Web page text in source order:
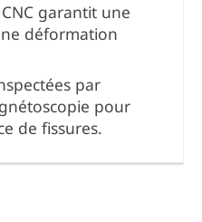
garantit une
déformation
par
pour
de fissures.